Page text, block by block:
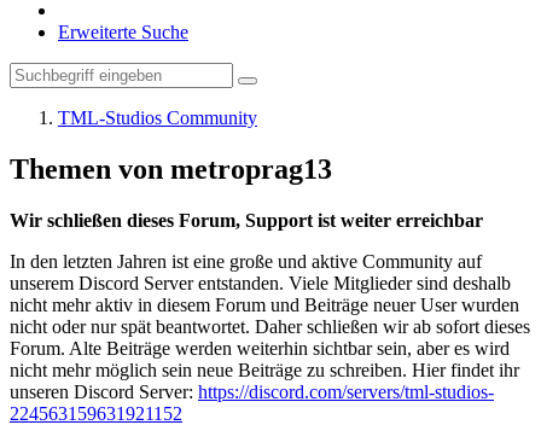
Erweiterte Suche
TML-Studios Community
Themen von metroprag13
Wir schließen dieses Forum, Support ist weiter erreichbar
In den letzten Jahren ist eine große und aktive Community auf
unserem Discord Server entstanden. Viele Mitglieder sind deshalb
nicht mehr aktiv in diesem Forum und Beiträge neuer User wurden
nicht oder nur spät beantwortet. Daher schließen wir ab sofort dieses
Forum. Alte Beiträge werden weiterhin sichtbar sein, aber es wird
nicht mehr möglich sein neue Beiträge zu schreiben. Hier findet ihr
unseren Discord Server: https://discord.com/servers/tml-studios-
224563159631921152